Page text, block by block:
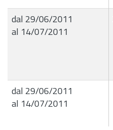
dal 29/06/2011
al 14/07/2011
dal 29/06/2011
al 14/07/2011